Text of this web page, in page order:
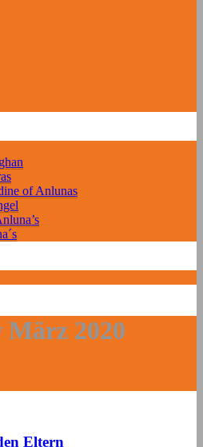
of Anlunas
2020
Eltern